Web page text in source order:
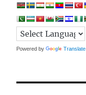
Powered by Translate